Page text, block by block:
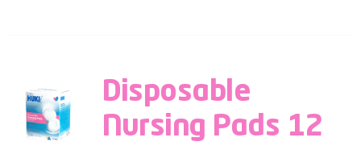
Disposable
Nursing Pads 12